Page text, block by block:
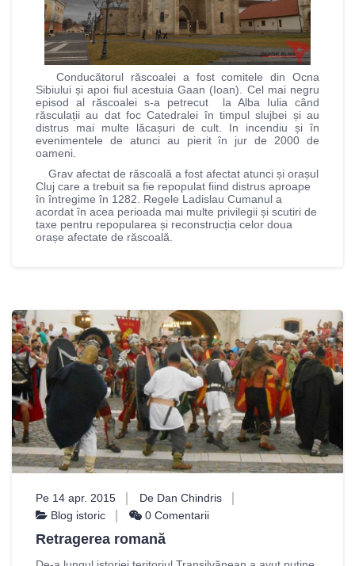
Conducătorul răscoalei a fost comitele din Ocna
Sibiului și apoi fiul acestuia Gaan (Ioan). Cel mai negru
episod al răscoalei s-a petrecut la Alba Iulia când
răsculații au dat foc Catedralei în timpul slujbei și au
distrus mai multe lăcașuri de cult. In incendiu și în
evenimentele de atunci au pierit în jur de 2000 de
oameni.
Grav afectat de răscoală a fost afectat atunci și orașul
Cluj care a trebuit sa fie repopulat fiind distrus aproape
în întregime în 1282. Regele Ladislau Cumanul a
acordat în acea perioada mai multe privilegii și scutiri de
taxe pentru repopularea și reconstrucția celor doua
orașe afectate de răscoală.
Pe 14 apr. 2015
De Dan Chindris
Blog istoric
0 Comentarii
Retragerea romană